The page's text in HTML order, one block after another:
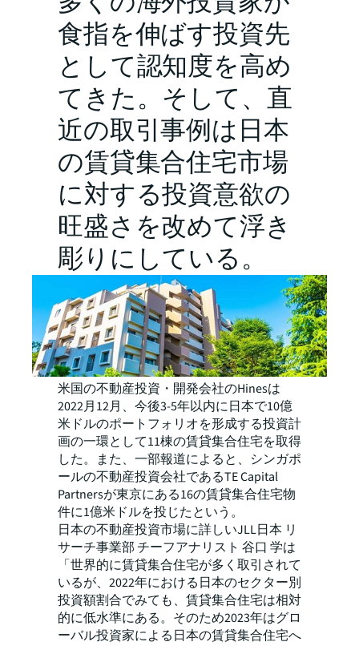
食指を伸ばす投資先
として認知度を高め
てきた。そして、直
近の取引事例は日本
の賃貸集合住宅市場
に対する投資意欲の
旺盛さを改めて浮き
彫りにしている。
米国の不動産投資・開発会社のHinesは
2022月12月、今後3-5年以内に日本で10億
米ドルのポートフォリオを形成する投資計
画の一環として11棟の賃貸集合住宅を取得
した。また、一部報道によると、シンガポ
ールの不動産投資会社であるTE Capital
Partnersが東京にある16の賃貸集合住宅物
件に1億米ドルを投じたという。
日本の不動産投資市場に詳しいJLL日本 リ
サーチ事業部 チーフアナリスト 谷口 学は
「世界的に賃貸集合住宅が多く取引されて
いるが、2022年における日本のセクター別
投資額割合でみても、賃貸集合住宅は相対
的に低水準にある。そのため2023年はグロ
ーバル投資家による日本の賃貸集合住宅へ